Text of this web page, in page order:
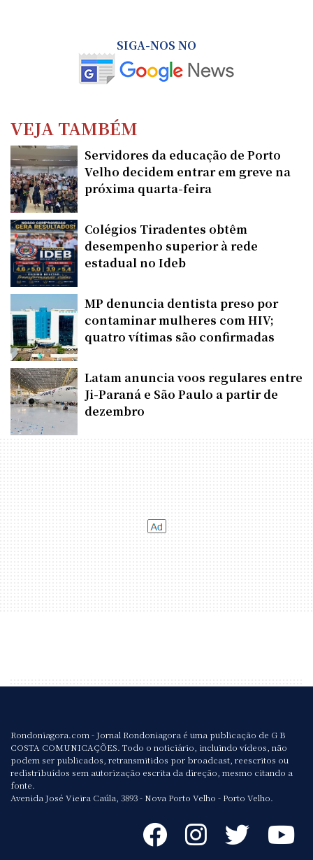
SIGA-NOS NO
VEJA TAMBÉM
Servidores da educação de Porto
Velho decidem entrar em greve na
próxima quarta-feira
Colégios Tiradentes obtêm
desempenho superior à rede
estadual no Ideb
MP denuncia dentista preso por
contaminar mulheres com HIV;
quatro vítimas são confirmadas
Latam anuncia voos regulares entre
Ji-Paraná e São Paulo a partir de
dezembro
Rondoniagora.com - Jornal Rondoniagora é uma publicação de G B
COSTA COMUNICAÇÕES. Todo o noticiário, incluindo vídeos, não
podem ser publicados, retransmitidos por broadcast, reescritos ou
redistribuídos sem autorização escrita da direção, mesmo citando a
fonte.
Avenida José Vieira Caúla, 3893 - Nova Porto Velho - Porto Velho.